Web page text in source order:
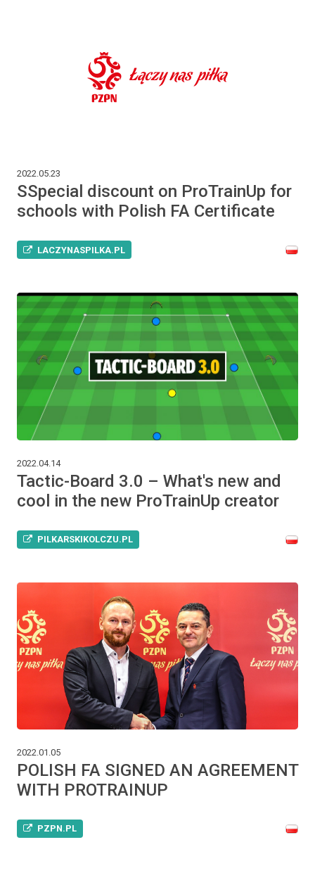
2022.05.23
SSpecial discount on ProTrainUp for
schools with Polish FA Certificate
LACZYNASPILKA.PL
2022.04.14
Tactic-Board 3.0 – What's new and
cool in the new ProTrainUp creator
PILKARSKIKOLCZU.PL
2022.01.05
POLISH FA SIGNED AN AGREEMENT
WITH PROTRAINUP
PZPN.PL